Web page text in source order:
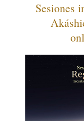
Sesiones